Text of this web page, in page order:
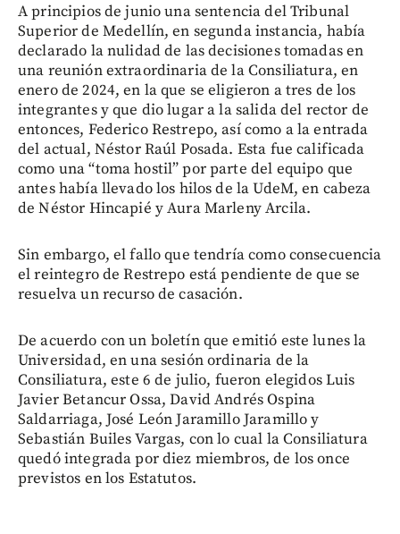
A principios de junio una sentencia del Tribunal
Superior de Medellín, en segunda instancia, había
declarado la nulidad de las decisiones tomadas en
una reunión extraordinaria de la Consiliatura, en
enero de 2024, en la que se eligieron a tres de los
integrantes y que dio lugar a la salida del rector de
entonces, Federico Restrepo, así como a la entrada
del actual, Néstor Raúl Posada. Esta fue calificada
como una “toma hostil” por parte del equipo que
antes había llevado los hilos de la UdeM, en cabeza
de Néstor Hincapié y Aura Marleny Arcila.
Sin embargo, el fallo que tendría como consecuencia
el reintegro de Restrepo está pendiente de que se
resuelva un recurso de casación.
De acuerdo con un boletín que emitió este lunes la
Universidad, en una sesión ordinaria de la
Consiliatura, este 6 de julio, fueron elegidos Luis
Javier Betancur Ossa, David Andrés Ospina
Saldarriaga, José León Jaramillo Jaramillo y
Sebastián Builes Vargas, con lo cual la Consiliatura
quedó integrada por diez miembros, de los once
previstos en los Estatutos.